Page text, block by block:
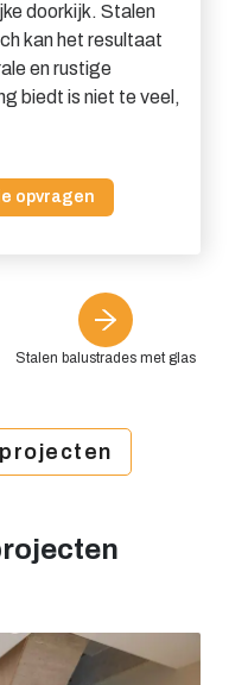
doorkijk. Stalen
kan het resultaat
en rustige
biedt is niet te veel,
opvragen
Stalen balustrades met glas